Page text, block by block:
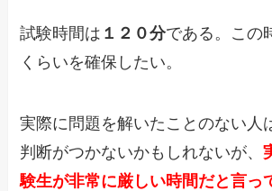
試験時間は １２０分である。この
くらいを確保したい。
実際に問題を解いたことのない人
判断がつかないかもしれないが、
験生が非常に厳しい時間だと言っ